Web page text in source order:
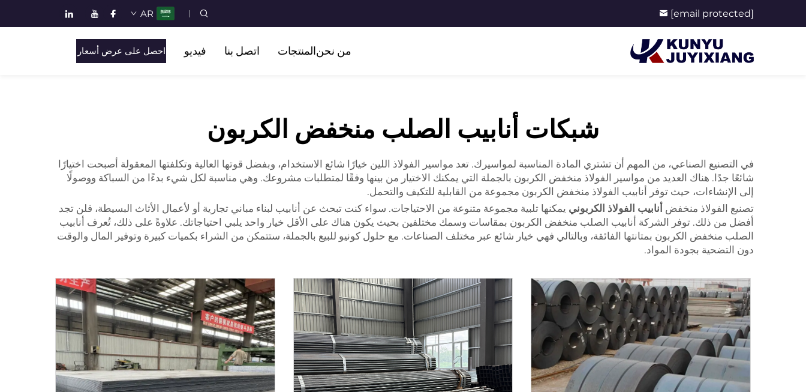
[email protected]
AR
من نحنالمنتجات اتصل بنا فيديو احصل على عرض أسعار
شبكات أنابيب الصلب منخفض الكربون
في التصنيع الصناعي، من المهم أن تشتري المادة المناسبة لمواسيرك. تعد مواسير الفولاذ اللين خيارًا شائع الاستخدام، وبفضل قوتها العالية وتكلفتها المعقولة أصبحت اختيارًا
شائعًا جدًا. هناك العديد من مواسير الفولاذ منخفض الكربون بالجملة التي يمكنك الاختيار من بينها وفقًا لمتطلبات مشروعك. وهي مناسبة لكل شيء بدءًا من السباكة ووصولًا
إلى الإنشاءات، حيث توفر أنابيب الفولاذ منخفض الكربون مجموعة من القابلية للتكيف والتحمل.
تصنيع الفولاذ منخفض أنابيب الفولاذ الكربوني يمكنها تلبية مجموعة متنوعة من الاحتياجات. سواء كنت تبحث عن أنابيب لبناء مباني تجارية أو لأعمال الأثاث البسيطة، فلن تجد
أفضل من ذلك. توفر الشركة أنابيب الصلب منخفض الكربون بمقاسات وسمك مختلفين بحيث يكون هناك على الأقل خيار واحد يلبي احتياجاتك. علاوةً على ذلك، تُعرف أنابيب
الصلب منخفض الكربون بمتانتها الفائقة، وبالتالي فهي خيار شائع عبر مختلف الصناعات. مع حلول كونيو للبيع بالجملة، ستتمكن من الشراء بكميات كبيرة وتوفير المال والوقت
دون التضحية بجودة المواد.